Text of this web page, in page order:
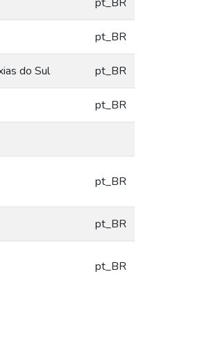
pt_BR
do Sul pt_BR
pt_BR
pt_BR
pt_BR
pt_BR